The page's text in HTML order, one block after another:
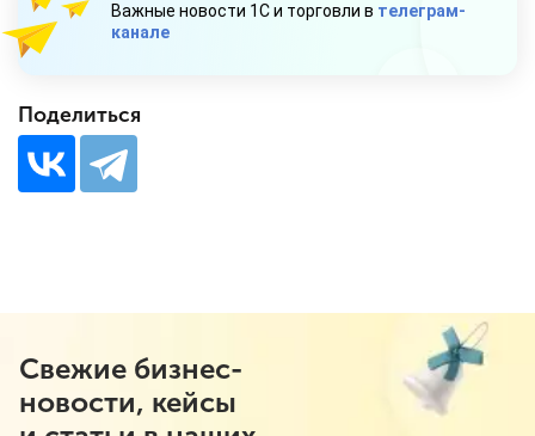
Важные новости 1С и торговли в телеграм-
канале
Поделиться
Свежие бизнес-
новости, кейсы